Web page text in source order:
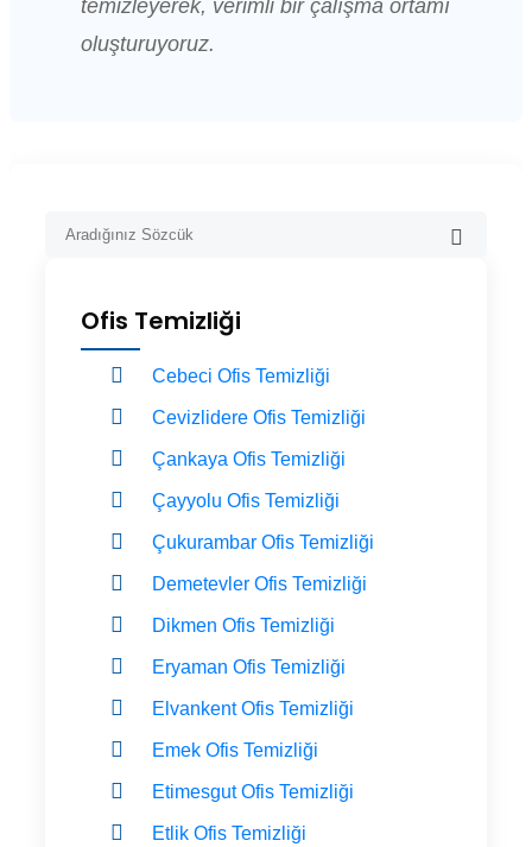
temizleyerek, verimli bir çalışma ortamı
oluşturuyoruz.
Ofis Temizliği
Cebeci Ofis Temizliği
Cevizlidere Ofis Temizliği
Çankaya Ofis Temizliği
Çayyolu Ofis Temizliği
Çukurambar Ofis Temizliği
Demetevler Ofis Temizliği
Dikmen Ofis Temizliği
Eryaman Ofis Temizliği
Elvankent Ofis Temizliği
Emek Ofis Temizliği
Etimesgut Ofis Temizliği
Etlik Ofis Temizliği